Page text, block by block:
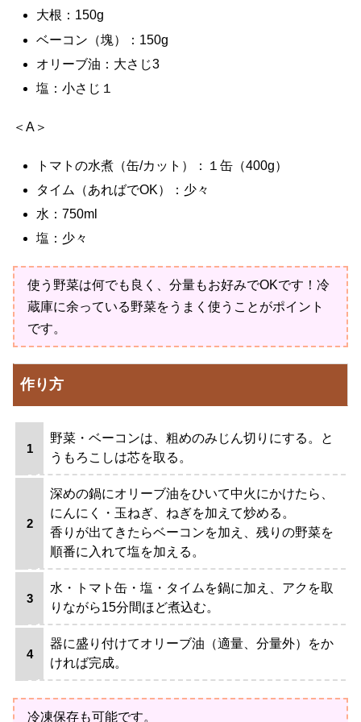
大根：150g
ベーコン（塊）：150g
オリーブ油：大さじ3
塩：小さじ１
＜A＞
トマトの水煮（缶/カット）：１缶（400g）
タイム（あればでOK）：少々
水：750ml
塩：少々
使う野菜は何でも良く、分量もお好みでOKです！冷
蔵庫に余っている野菜をうまく使うことがポイント
です。
作り方
野菜・ベーコンは、粗めのみじん切りにする。と
うもろこしは芯を取る。
深めの鍋にオリーブ油をひいて中火にかけたら、
にんにく・玉ねぎ、ねぎを加えて炒める。
香りが出てきたらベーコンを加え、残りの野菜を
順番に入れて塩を加える。
水・トマト缶・塩・タイムを鍋に加え、アクを取
りながら15分間ほど煮込む。
器に盛り付けてオリーブ油（適量、分量外）をか
ければ完成。
冷凍保存も可能です。